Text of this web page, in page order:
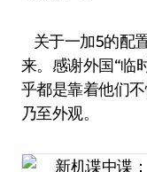
关于一加5的配
来。感谢外国“临
乎都是靠着他们
乃至外观。